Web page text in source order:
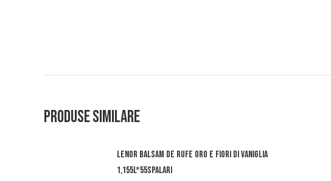
Produse similare
Lenor balsam de rufe oro e fiori di vaniglia
1,155l*55spalari